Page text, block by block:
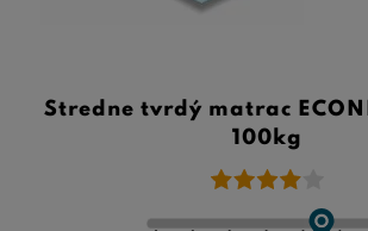
Stredne tvrdý matrac
100kg